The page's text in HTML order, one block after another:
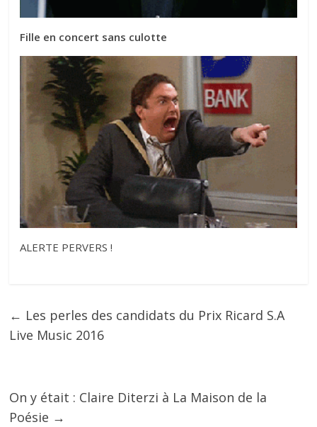
Fille en concert sans culotte
ALERTE PERVERS !
← Les perles des candidats du Prix Ricard S.A
Live Music 2016
On y était : Claire Diterzi à La Maison de la
Poésie →